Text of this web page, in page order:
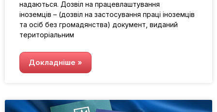
надаються. Дозвіл на працевлаштування
іноземців – (дозвіл на застосування праці іноземців
та осіб без громадянства) документ, виданий
територіальним
Докладніше »